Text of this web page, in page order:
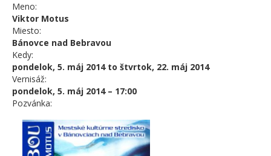
Meno:
Viktor Motus
Miesto:
Bánovce nad Bebravou
Kedy:
pondelok, 5. máj 2014 to štvrtok, 22. máj 2014
Vernisáž:
pondelok, 5. máj 2014 – 17:00
Pozvánka: